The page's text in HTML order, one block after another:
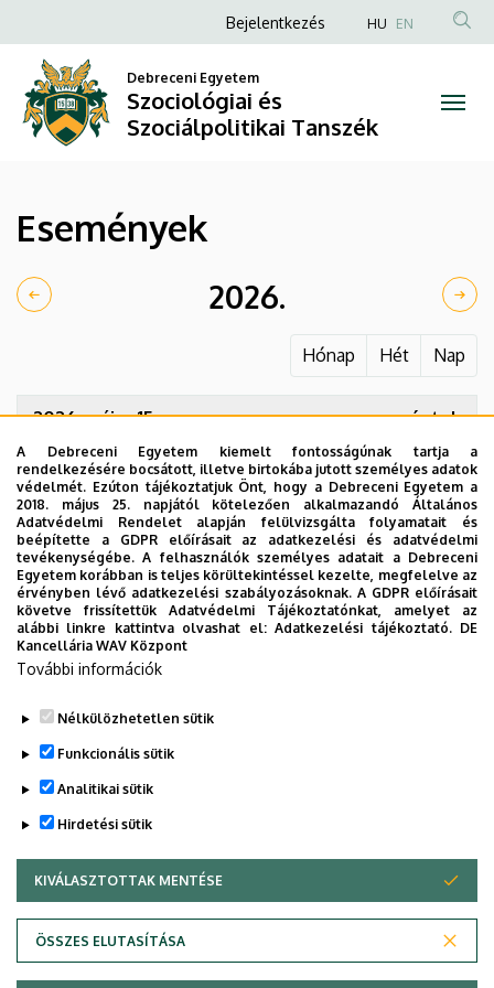
Szociológiai
Szociálpolitikai
Tanszék
a
tartalomra
Anonim
fiók
menüje
Bejelentkezés HU EN
Debreceni Egyetem
Szociológiai és
Szociálpolitikai Tanszék
Események
2026.
Hónap Hét Nap
2026. május 15. péntek
08:00
Tavaszi Tudományos Hallgatói
Konferencia
20:30
Az éjszaka misztériuma Nr. 2. - Sol
Oriens Kórus koncert
2026. május 20. szerda
09:00
14:00
2026. május 21.
és Szakkiállítás 2026 Debrecen
17:00 KLTE Baráti Köre
Adatvédelem
A Debreceni Egyetem kiemelt fontosságúnak tartja a
rendelkezésére bocsátott, illetve birtokába jutott személyes adatok
védelmét. Ezúton tájékoztatjuk Önt, hogy a Debreceni Egyetem a
2018. május 25. napjától kötelezően alkalmazandó Általános
Adatvédelmi Rendelet alapján felülvizsgálta folyamatait és
beépítette a GDPR előírásait az adatkezelési és adatvédelmi
tevékenységébe. A felhasználók személyes adatait a Debreceni
Egyetem korábban is teljes körültekintéssel kezelte, megfelelve az
érvényben lévő adatkezelési szabályozásoknak. A GDPR előírásait
követve frissítettük Adatvédelmi Tájékoztatónkat, amelyet az
alábbi linkre kattintva olvashat el:Adatkezelési tájékoztató. DE
Kancellária WAV Központ
További információk
Nélkülözhetetlen sütik
Funkcionális sütik
Analitikai sütik
Hirdetési sütik
KIVÁLASZTOTTAK MENTÉSE
ÖSSZES ELUTASÍTÁSA
WITHDRAW CONSENT